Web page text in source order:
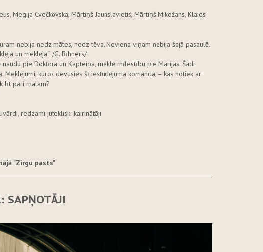
Megija Cvečkovska, Mārtiņš Jaunslavietis, Mārtiņš Mikožans, Klaids
nebija nedz mātes, nedz tēva. Neviena viņam nebija šajā pasaulē.
un meklēja.” /G. Bīhners/
pie Doktora un Kapteiņa, meklē mīlestību pie Marijas. Šādi
kuros devusies šī iestudējuma komanda, – kas notiek ar
līt pāri malām?
redzami jutekliski kairinātāji
"Zirgu pasts"
SAPŅOTĀJI